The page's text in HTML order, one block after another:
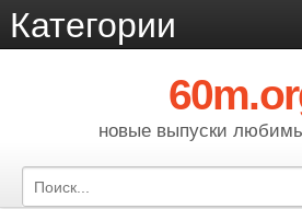
Категории
новые выпуски